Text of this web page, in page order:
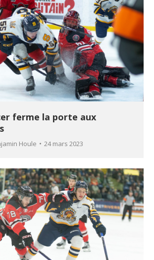
ferme la porte aux
Houle 24 mars 2023